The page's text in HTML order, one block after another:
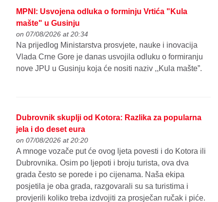
MPNI: Usvojena odluka o forminju Vrtića "Kula
mašte" u Gusinju
on 07/08/2026 at 20:34
Na prijedlog Ministarstva prosvjete, nauke i inovacija
Vlada Crne Gore je danas usvojila odluku o formiranju
nove JPU u Gusinju koja će nositi naziv ,,Kula mašte”.
Dubrovnik skuplji od Kotora: Razlika za popularna
jela i do deset eura
on 07/08/2026 at 20:20
A mnoge vozače put će ovog ljeta povesti i do Kotora ili
Dubrovnika. Osim po ljepoti i broju turista, ova dva
grada često se porede i po cijenama. Naša ekipa
posjetila je oba grada, razgovarali su sa turistima i
provjerili koliko treba izdvojiti za prosječan ručak i piće.